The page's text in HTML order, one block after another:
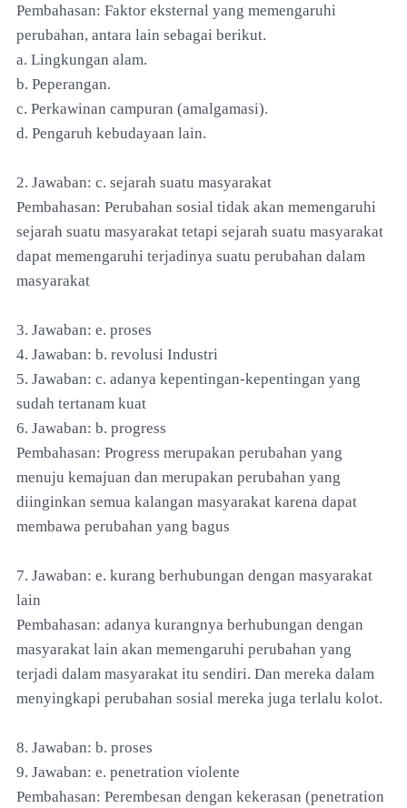
Pembahasan: Faktor eksternal yang memengaruhi
perubahan, antara lain sebagai berikut.
a. Lingkungan alam.
b. Peperangan.
c. Perkawinan campuran (amalgamasi).
d. Pengaruh kebudayaan lain.
2. Jawaban: c. sejarah suatu masyarakat
Pembahasan: Perubahan sosial tidak akan memengaruhi
sejarah suatu masyarakat tetapi sejarah suatu masyarakat
dapat memengaruhi terjadinya suatu perubahan dalam
masyarakat
3. Jawaban: e. proses
4. Jawaban: b. revolusi Industri
5. Jawaban: c. adanya kepentingan-kepentingan yang
sudah tertanam kuat
6. Jawaban: b. progress
Pembahasan: Progress merupakan perubahan yang
menuju kemajuan dan merupakan perubahan yang
diinginkan semua kalangan masyarakat karena dapat
membawa perubahan yang bagus
7. Jawaban: e. kurang berhubungan dengan masyarakat
lain
Pembahasan: adanya kurangnya berhubungan dengan
masyarakat lain akan memengaruhi perubahan yang
terjadi dalam masyarakat itu sendiri. Dan mereka dalam
menyingkapi perubahan sosial mereka juga terlalu kolot.
8. Jawaban: b. proses
9. Jawaban: e. penetration violente
Pembahasan: Perembesan dengan kekerasan (penetration